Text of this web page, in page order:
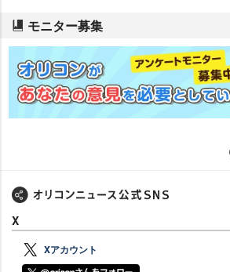
モニター募集
X
Xアカウント